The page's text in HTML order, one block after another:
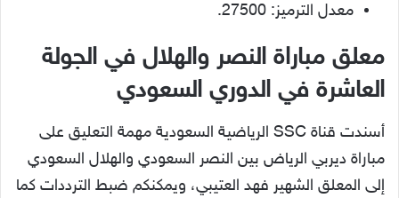
معدل الترميز: 27500.
معلق مباراة النصر والهلال في الجولة
العاشرة في الدوري السعودي
أسندت قناة SSC الرياضية السعودية مهمة التعليق على
مباراة ديربي الرياض بين النصر السعودي والهلال السعودي
إلى المعلق الشهير فهد العتيبي، ويمكنكم ضبط الترددات كما